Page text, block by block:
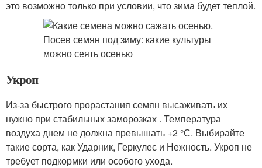
это возможно только при условии, что зима будет теплой.
Укроп
Из-за быстрого прорастания семян высаживать их
нужно при стабильных заморозках . Температура
воздуха днем не должна превышать +2 °С. Выбирайте
такие сорта, как Ударник, Геркулес и Нежность. Укроп не
требует подкормки или особого ухода.